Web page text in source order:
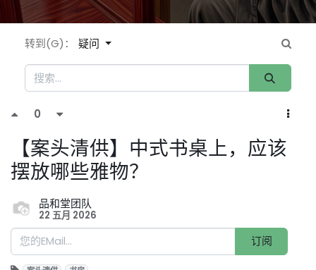
转到(G)： 疑问
0
【案头清供】中式书桌上，应该
摆放哪些雅物？
品和堂团队
22 五月 2026
订阅